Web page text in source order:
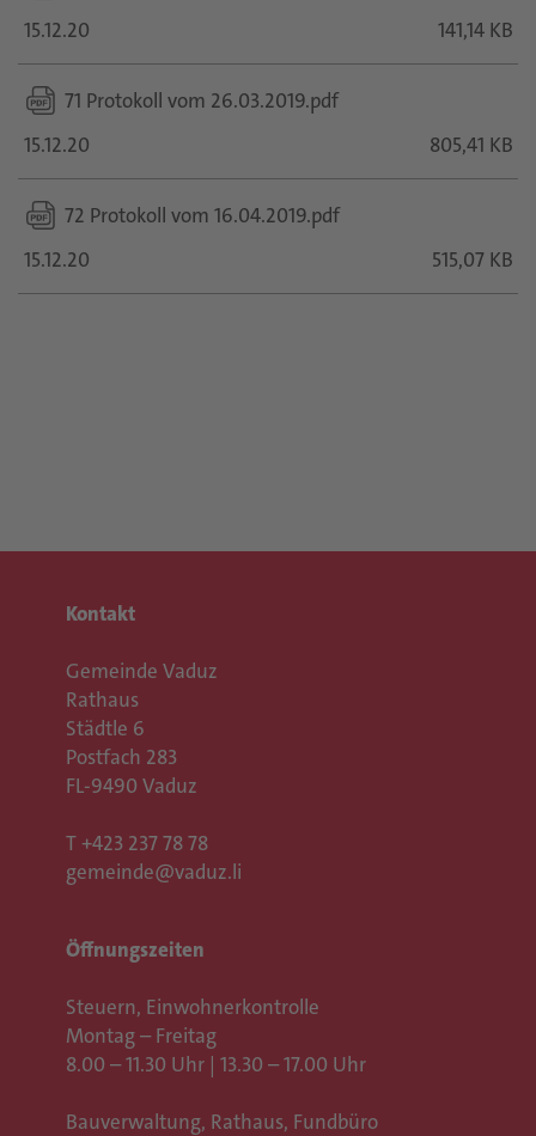
15.12.20
141,14 KB
71 Protokoll vom 26.03.2019.pdf
15.12.20
805,41 KB
72 Protokoll vom 16.04.2019.pdf
15.12.20
515,07 KB
Kontakt
Gemeinde Vaduz
Rathaus
Städtle 6
Postfach 283
FL-9490 Vaduz
T +423 237 78 78
gemeinde@vaduz.li
Öffnungszeiten
Steuern, Einwohnerkontrolle
Montag – Freitag
8.00 – 11.30 Uhr | 13.30 – 17.00 Uhr
Bauverwaltung, Rathaus, Fundbüro